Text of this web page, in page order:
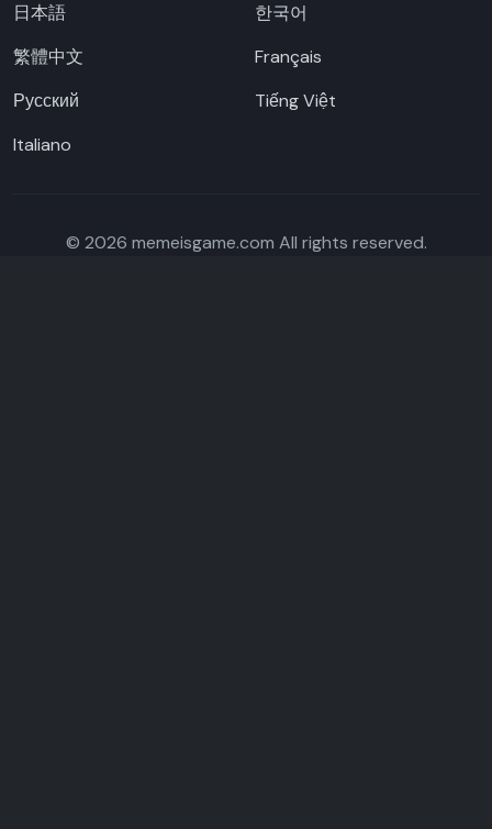
日本語
한국어
繁體中文
Français
Русский
Tiếng Việt
Italiano
© 2026 memeisgame.com All rights reserved.